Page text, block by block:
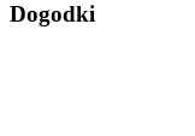
Dogodki